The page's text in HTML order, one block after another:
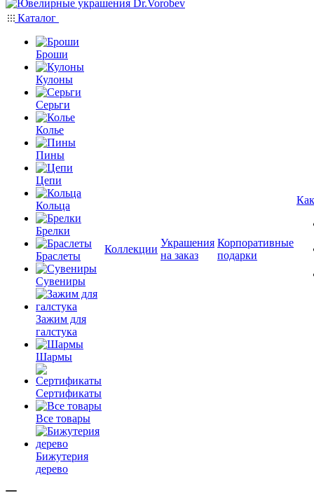
Каталог
Броши
Кулоны
Серьги
Колье
Пины
Цепи
Кольца
Брелки
Браслеты
Сувениры
Зажим для
галстука
Шармы
Сертификаты
Все товары
Бижутерия
дерево
Коллекции
Украшения
на заказ
Корпоративные
подарки